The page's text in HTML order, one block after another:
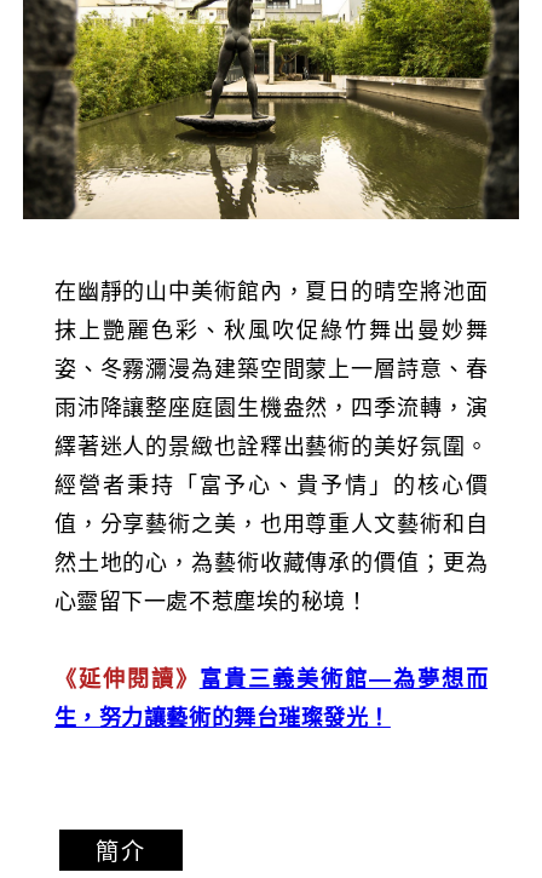
在幽靜的山中美術館內，夏日的晴空將池面
抹上艷麗色彩、秋風吹促綠竹舞出曼妙舞
姿、冬霧瀰漫為建築空間蒙上一層詩意、春
雨沛降讓整座庭園生機盎然，四季流轉，演
繹著迷人的景緻也詮釋出藝術的美好氛圍。
經營者秉持「富予心、貴予情」的核心價
值，分享藝術之美，也用尊重人文藝術和自
然土地的心，為藝術收藏傳承的價值；更為
心靈留下一處不惹塵埃的秘境！
《延伸閱讀》 富貴三義美術館—為夢想而
生，努力讓藝術的舞台璀璨發光！
簡介